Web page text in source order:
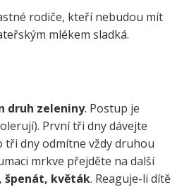
rodiče, kteří nebudou mít
mlékem sladká.
druh zeleniny. Postup je
První tři dny dávejte
tři dny odmítne vždy druhou
mrkve přejděte na další
špenát, květák. Reaguje-li dítě